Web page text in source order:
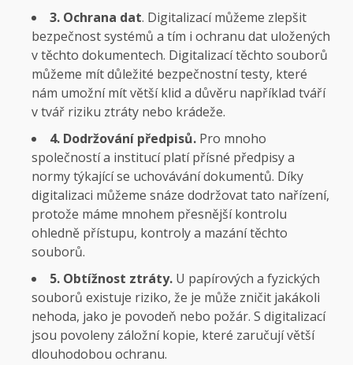
3. Ochrana dat. Digitalizací můžeme zlepšit
bezpečnost systémů a tím i ochranu dat uložených
v těchto dokumentech. Digitalizací těchto souborů
můžeme mít důležité bezpečnostní testy, které
nám umožní mít větší klid a důvěru například tváří
v tvář riziku ztráty nebo krádeže.
4. Dodržování předpisů. Pro mnoho
společností a institucí platí přísné předpisy a
normy týkající se uchovávání dokumentů. Díky
digitalizaci můžeme snáze dodržovat tato nařízení,
protože máme mnohem přesnější kontrolu
ohledně přístupu, kontroly a mazání těchto
souborů.
5. Obtížnost ztráty. U papírových a fyzických
souborů existuje riziko, že je může zničit jakákoli
nehoda, jako je povodeň nebo požár. S digitalizací
jsou povoleny záložní kopie, které zaručují větší
dlouhodobou ochranu.